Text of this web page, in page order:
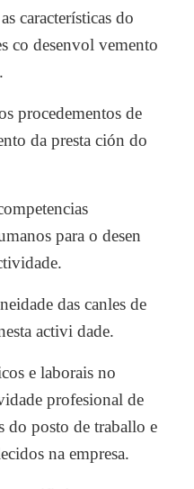
características do
co desenvol vemento
procedementos de
da presta ción do
para o desen
das canles de
activi dade.
e laborais no
profesional de
do posto de traballo e
na empresa.